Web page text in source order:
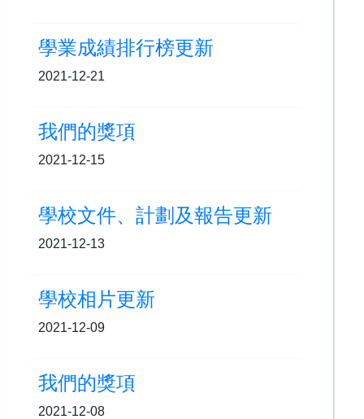
學業成績排行榜更新
2021-12-21
我們的獎項
2021-12-15
學校文件、計劃及報告更新
2021-12-13
學校相片更新
2021-12-09
我們的獎項
2021-12-08